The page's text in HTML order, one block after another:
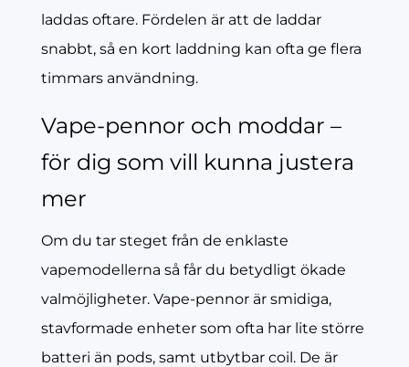
laddas oftare. Fördelen är att de laddar
snabbt, så en kort laddning kan ofta ge flera
timmars användning.
Vape-pennor och moddar –
för dig som vill kunna justera
mer
Om du tar steget från de enklaste
vapemodellerna så får du betydligt ökade
valmöjligheter. Vape-pennor är smidiga,
stavformade enheter som ofta har lite större
batteri än pods, samt utbytbar coil. De är